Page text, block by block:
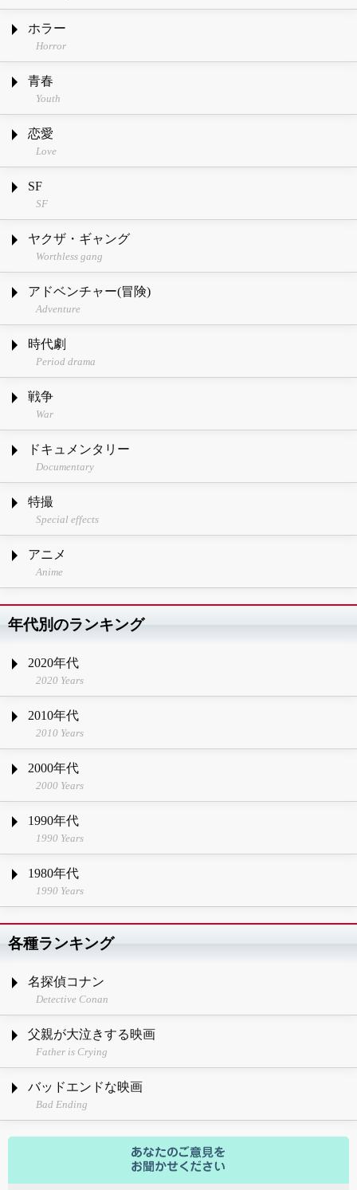
ホラー
Horror
青春
Youth
恋愛
Love
SF
SF
ヤクザ・ギャング
Worthless gang
アドベンチャー(冒険)
Adventure
時代劇
Period drama
戦争
War
ドキュメンタリー
Documentary
特撮
Special effects
アニメ
Anime
年代別のランキング
2020年代
2020 Years
2010年代
2010 Years
2000年代
2000 Years
1990年代
1990 Years
1980年代
1990 Years
各種ランキング
名探偵コナン
Detective Conan
父親が大泣きする映画
Father is Crying
バッドエンドな映画
Bad Ending